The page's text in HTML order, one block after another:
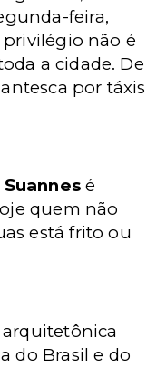
feira,
privilégio não é
a cidade. De
por táxis
é
quem não
está frito ou
arquitetônica
do Brasil e do